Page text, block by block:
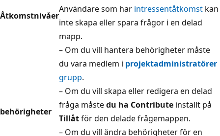
Åtkomstnivåer
Användare som har intressentåtkomst kan
inte skapa eller spara frågor i en delad
mapp.
behörigheter
– Om du vill hantera behörigheter måste
du vara medlem i projektadministratörer
grupp.
– Om du vill skapa eller redigera en delad
fråga måstedu ha Contribute inställt på
Tillåtför den delade frågemappen.
– Om du vill ändra behörigheter för en